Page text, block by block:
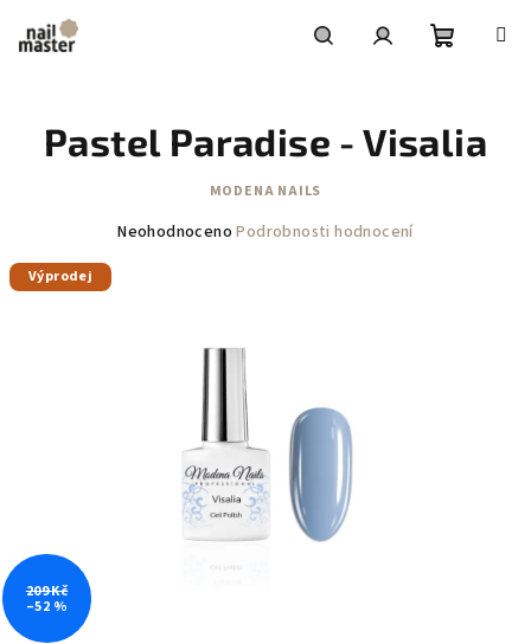
obsah
košík
Pastel Paradise - Visalia
MODENA NAILS
Průměrné
Neohodnoceno Podrobnosti hodnocení
Výprodej
209 Kč
–52 %